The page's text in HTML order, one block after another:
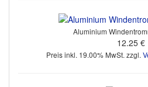
Aluminium
12.25 €
Preis inkl. 19.00% MwSt. zzgl.